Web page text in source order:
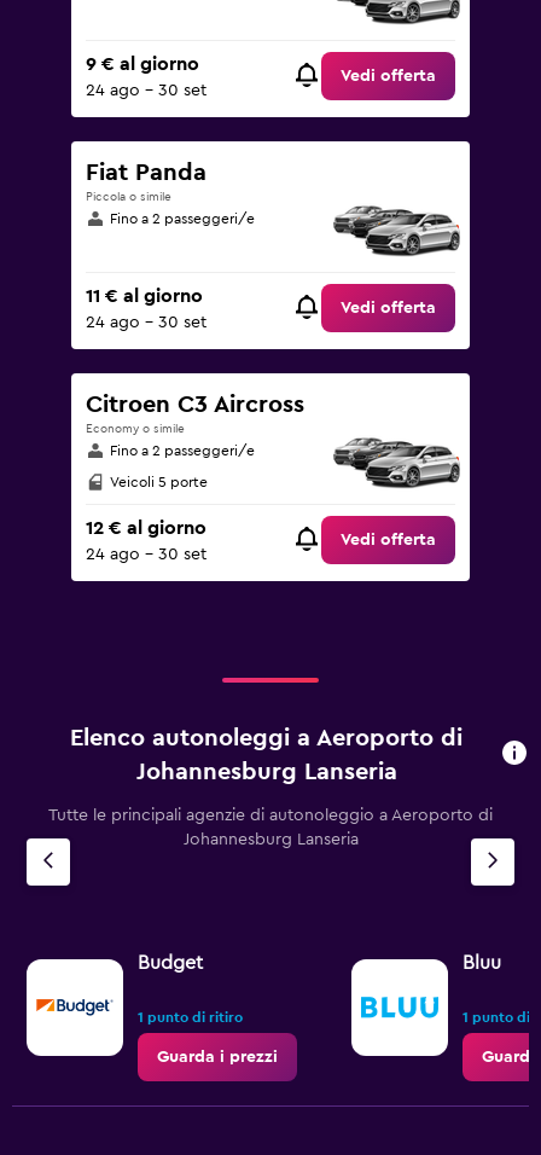
9 € al giorno
24 ago - 30 set
Vedi offerta
Fiat Panda
Piccola o simile
Fino a 2 passeggeri/e
11 € al giorno
24 ago - 30 set
Vedi offerta
Citroen C3 Aircross
Economy o simile
Fino a 2 passeggeri/e
Veicoli 5 porte
12 € al giorno
24 ago - 30 set
Vedi offerta
Elenco autonoleggi a Aeroporto di
Johannesburg Lanseria
Tutte le principali agenzie di autonoleggio a Aeroporto di
Johannesburg Lanseria
Budget
1 punto di ritiro
Guarda i prezzi
Bluu
1 punto di